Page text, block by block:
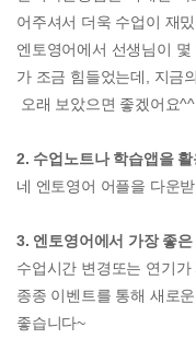
어주셔서 더욱 수업이 재
엔토영어에서 선생님이
가 조금 힘들었는데, 지금
오래 보았으면 좋겠어요^^
2. 수업노트나 학습앱을
네 엔토영어 어플을 다운
3. 엔토영어에서 가장 좋
수업시간 변경또는 연기가
종종 이벤트를 통해 새로
좋습니다~